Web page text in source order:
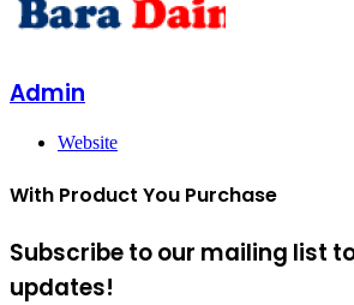
Admin
Website
With Product You Purchase
Subscribe to our mailing list
updates!